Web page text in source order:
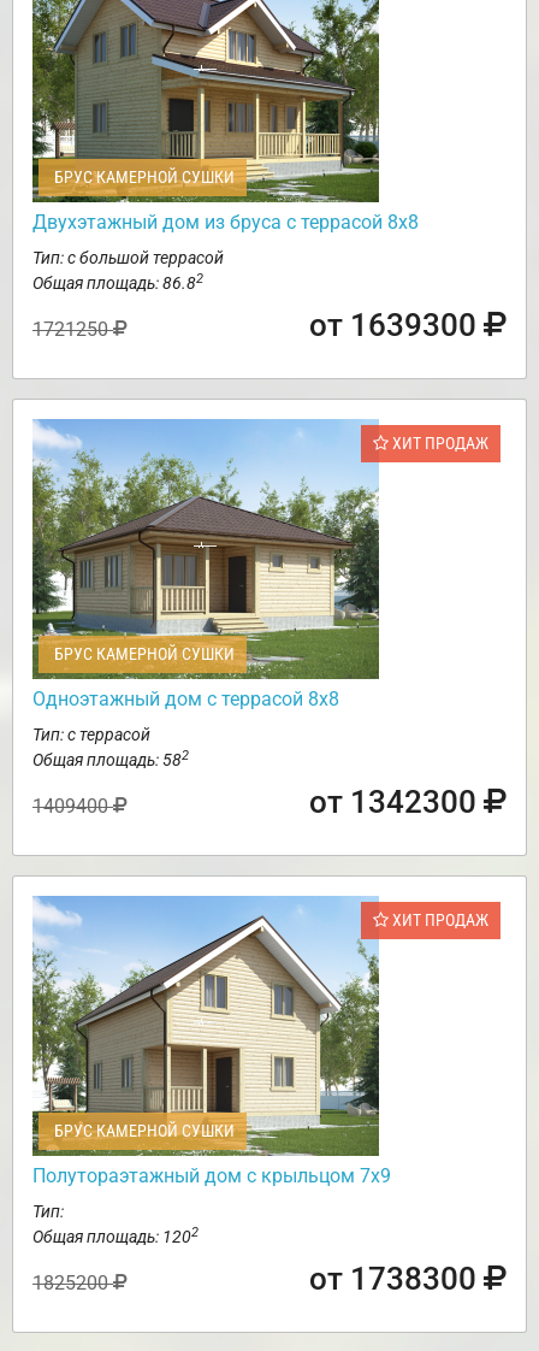
БРУС КАМЕРНОЙ СУШКИ
Двухэтажный дом из бруса с террасой 8х8
Тип: с большой террасой
Общая площадь: 86.82
1721250 от 1639300
ХИТ ПРОДАЖ
БРУС КАМЕРНОЙ СУШКИ
Одноэтажный дом с террасой 8х8
Тип: с террасой
Общая площадь: 582
1409400 от 1342300
ХИТ ПРОДАЖ
БРУС КАМЕРНОЙ СУШКИ
Полутораэтажный дом с крыльцом 7х9
Тип:
Общая площадь: 1202
1825200 от 1738300